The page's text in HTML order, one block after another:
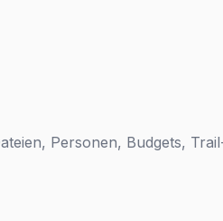
Personen, Budgets,